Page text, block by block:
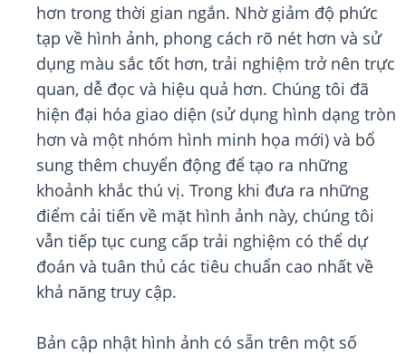
hơn trong thời gian ngắn. Nhờ giảm độ phức
tạp về hình ảnh, phong cách rõ nét hơn và sử
dụng màu sắc tốt hơn, trải nghiệm trở nên trực
quan, dễ đọc và hiệu quả hơn. Chúng tôi đã
hiện đại hóa giao diện (sử dụng hình dạng tròn
hơn và một nhóm hình minh họa mới) và bổ
sung thêm chuyển động để tạo ra những
khoảnh khắc thú vị. Trong khi đưa ra những
điểm cải tiến về mặt hình ảnh này, chúng tôi
vẫn tiếp tục cung cấp trải nghiệm có thể dự
đoán và tuân thủ các tiêu chuẩn cao nhất về
khả năng truy cập.
Bản cập nhật hình ảnh có sẵn trên một số